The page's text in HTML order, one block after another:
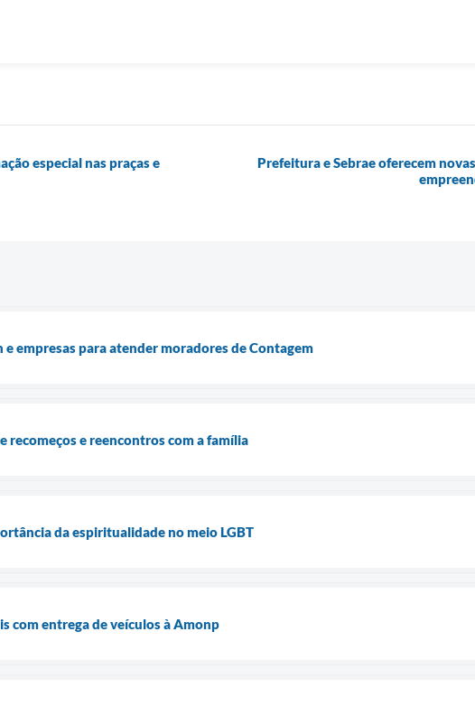
especial nas praças e
Prefeitura e Sebrae oferecem
empresas para atender moradores de Contagem
recomeços e reencontros com a família
da espiritualidade no meio LGBT
com entrega de veículos à Amonp